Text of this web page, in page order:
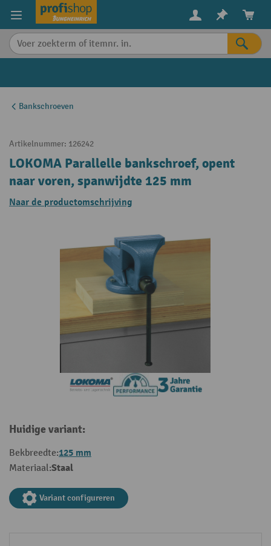
content
Bankschroeven
Artikelnummer: 126242
LOKOMA Parallelle bankschroef, opent
naar voren, spanwijdte 125 mm
Naar de productomschrijving
Huidige variant:
Bekbreedte:125 mm
Materiaal:Staal
Variant configureren